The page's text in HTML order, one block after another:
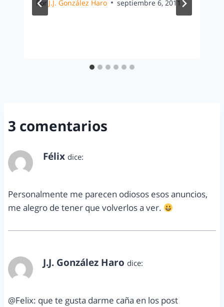
Por J.J. González Haro septiembre 6, 2011
3 comentarios
Félix dice:
Personalmente me parecen odiosos esos anuncios,
me alegro de tener que volverlos a ver.
J.J. González Haro dice:
@Felix: que te gusta darme caña en los post